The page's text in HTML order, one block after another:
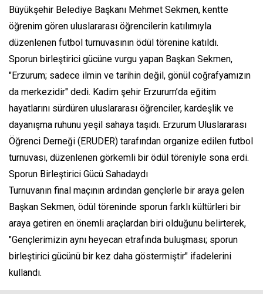
Büyükşehir Belediye Başkanı Mehmet Sekmen, kentte
öğrenim gören uluslararası öğrencilerin katılımıyla
düzenlenen futbol turnuvasının ödül törenine katıldı.
Sporun birleştirici gücüne vurgu yapan Başkan Sekmen,
"Erzurum; sadece ilmin ve tarihin değil, gönül coğrafyamızın
da merkezidir" dedi. Kadim şehir Erzurum’da eğitim
hayatlarını sürdüren uluslararası öğrenciler, kardeşlik ve
dayanışma ruhunu yeşil sahaya taşıdı. Erzurum Uluslararası
Öğrenci Derneği (ERUDER) tarafından organize edilen futbol
turnuvası, düzenlenen görkemli bir ödül töreniyle sona erdi.
Sporun Birleştirici Gücü Sahadaydı
Turnuvanın final maçının ardından gençlerle bir araya gelen
Başkan Sekmen, ödül töreninde sporun farklı kültürleri bir
araya getiren en önemli araçlardan biri olduğunu belirterek,
"Gençlerimizin aynı heyecan etrafında buluşması; sporun
birleştirici gücünü bir kez daha göstermiştir" ifadelerini
kullandı.